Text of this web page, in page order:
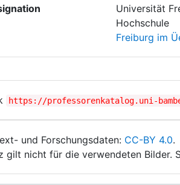
Universität
Hochschule
Freiburg im
https://professorenkatalog.uni-
und Forschungsdaten: CC-BY 4.0.
gilt nicht für die verwendeten Bilder.